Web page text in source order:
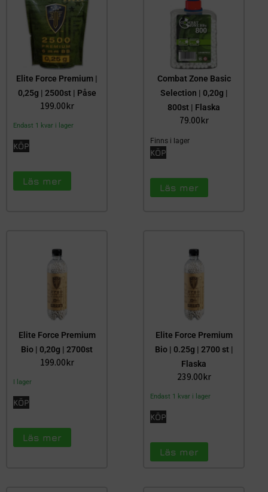
Elite Force Premium |
0,25g | 2500st | Påse
199.00kr
Endast 1 kvar i lager
Läs mer
KÖP
Combat Zone Basic
Selection | 0,20g |
800st | Flaska
79.00kr
Finns i lager
Läs mer
KÖP
Elite Force Premium
Bio | 0,20g | 2700st
199.00kr
I lager
Läs mer
KÖP
Elite Force Premium
Bio | 0.25g | 2700 st |
Flaska
239.00kr
Endast 1 kvar i lager
Läs mer
KÖP